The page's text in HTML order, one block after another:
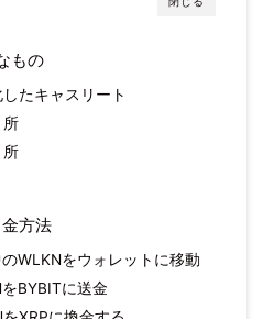
もの
たキャスリート
所
所
方法
のWLKNをウォレットに移動
をBYBITに送金